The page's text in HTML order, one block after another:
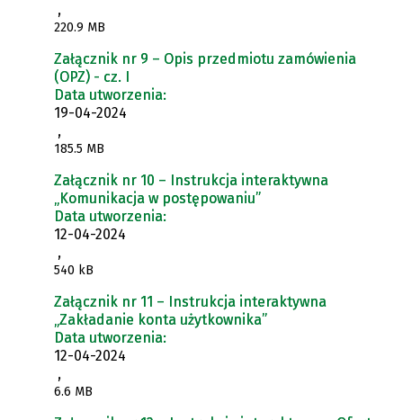
,
220.9 MB
Załącznik nr 9 – Opis przedmiotu zamówienia
(OPZ) - cz. I
Data utworzenia:
19-04-2024
,
185.5 MB
Załącznik nr 10 – Instrukcja interaktywna
„Komunikacja w postępowaniu”
Data utworzenia:
12-04-2024
,
540 kB
Załącznik nr 11 – Instrukcja interaktywna
„Zakładanie konta użytkownika”
Data utworzenia:
12-04-2024
,
6.6 MB